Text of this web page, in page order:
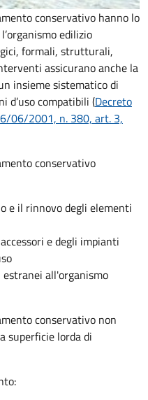
conservativo hanno lo
edilizio
formali, strutturali,
assicurano anche la
insieme sistematico di
d’uso compatibili (Decreto
06/2001, n. 380, art. 3,
conservativo
e il rinnovo degli elementi
e degli impianti
estranei all'organismo
conservativo non
superficie lorda di